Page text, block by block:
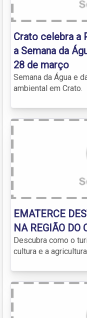
Crato celebra a
a Semana da
28 de março
Semana da Água e
ambiental em Crato.
EMATERCE
NA REGIÃO DO
Descubra como o
cultura e a